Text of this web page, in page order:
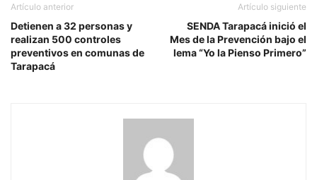
Artículo anterior
Detienen a 32 personas y
realizan 500 controles
preventivos en comunas de
Tarapacá
Artículo siguiente
SENDA Tarapacá inició el
Mes de la Prevención bajo el
lema “Yo la Pienso Primero”